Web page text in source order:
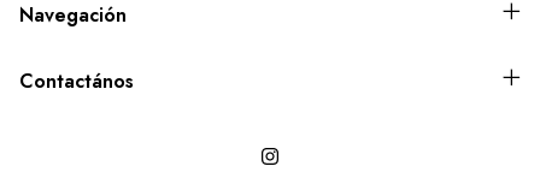
Navegación
Contactános